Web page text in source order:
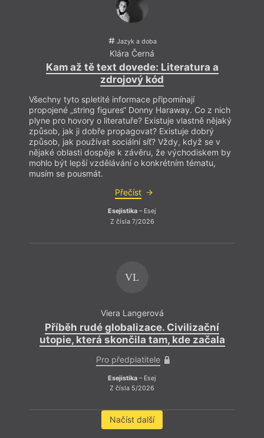
Jazyk a doba
Klára Černá
Kam až tě text dovede: Literatura a
zdrojový kód
Všechny tyto spletité informace připomínají
propojené „string figures“ Donny Haraway. Co z nich
plyne pro hovory o literatuře? Existuje vlastně nějaký
způsob, jak ji dobře propagovat? Existuje dobrý
způsob, jak používat sociální síť? Vždy, když se v
nějaké oblasti dospěje k závěru, že východiskem by
mohlo být lepší vzdělávání o konkrétním tématu,
musím se pousmát.
Přečíst
Esejistika – Esej
Z čísla 7/2026
VL
Viera Langerová
Příběh rudé globalizace. Civilizační
utopie, která skončila tam, kde začala
Pro předplatitele
Esejistika – Esej
Z čísla 5/2026
Načíst další